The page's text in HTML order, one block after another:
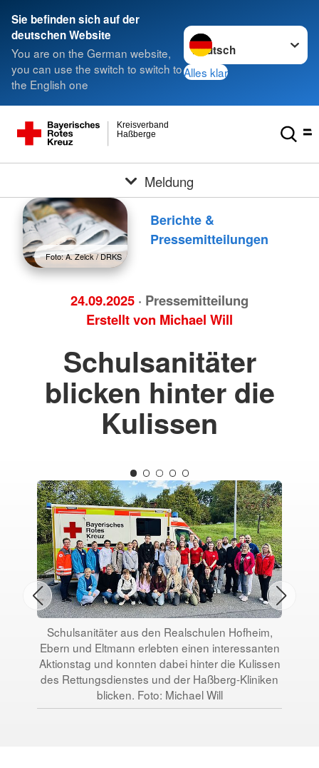
Sie befinden sich auf der
deutschen Website
You are on the German website,
you can use the switch to switch to
the English one
Sprache wechseln zu
Alles klar
Haßberge
Kreisverband
Meldung
Foto: A. Zelck / DRKS
Berichte &
Pressemitteilungen
24.09.2025 · Pressemitteilung
Erstellt von Michael Will
Schulsanitäter
blicken hinter die
Kulissen
Schulsanitäter aus den Realschulen Hofheim,
Ebern und Eltmann erlebten einen interessanten
Aktionstag und konnten dabei hinter die Kulissen
des Rettungsdienstes und der Haßberg-Kliniken
blicken. Foto: Michael Will